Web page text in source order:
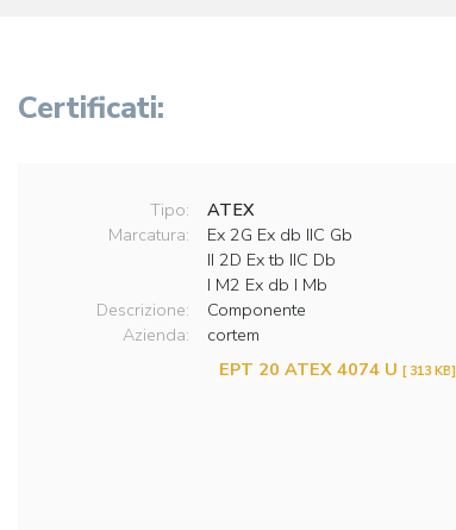
Certificati:
Tipo:
ATEX
Marcatura:
Ex 2G Ex db IIC Gb
II 2D Ex tb IIC Db
I M2 Ex db I Mb
Descrizione:
Componente
Azienda:
cortem
EPT 20 ATEX 4074 U[ 313 KB]